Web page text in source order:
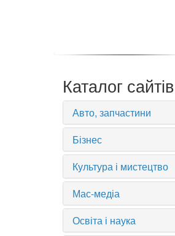
Каталог сайтів
Авто, запчастини
Бізнес
Культура і мистецтво
Мас-медіа
Освіта і наука